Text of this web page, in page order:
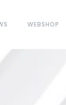
WEBSHOP